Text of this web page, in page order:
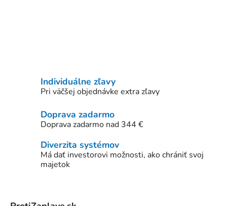
Individuálne zľavy
Pri väčšej objednávke extra zľavy
Doprava zadarmo
Doprava zadarmo nad 344 €
Diverzita systémov
Má dať investorovi možnosti, ako chrániť svoj
majetok